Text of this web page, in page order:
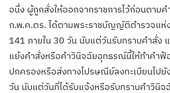
อนึ่ง ผู้ถูกสั่งให้ออกจากราชการไว้ก่อนตาม
ก.พ.ค.ตร. ได้ตามพระราชบัญญัติตำรวจแห่
141 ภายใน 30 วัน นับแต่วันรับทราบคำสั่ง
แย้งคำสั่งหรือคำวินิจฉัยอุทธรณ์นี้ให้ทำคำฟ้
ปกครองหรือส่งทางไปรษณีย์ลงทะเบียนไป
วัน นับแต่วันที่ได้รับแจ้งหรือรับทราบคำวินิ